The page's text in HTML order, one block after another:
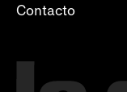
Contacto